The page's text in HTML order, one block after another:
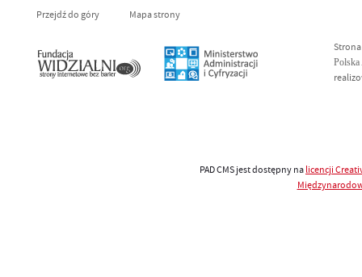
Przejdź do góry Mapa strony
Polska
PAD CMS jest dostępny na licencji